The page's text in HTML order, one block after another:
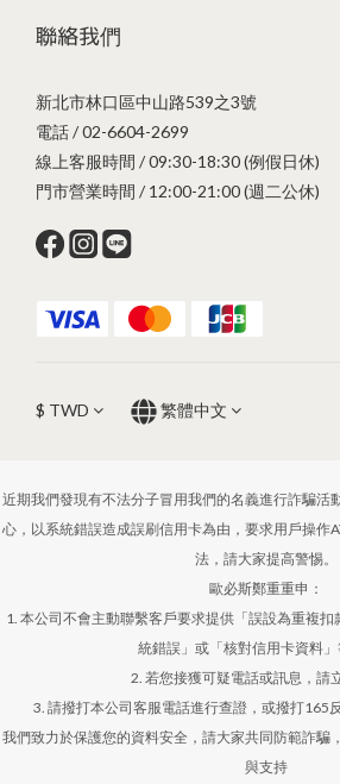
聯絡我們
新北市林口區中山路539之3號
電話 / 02-6604-2699
線上客服時間 / 09:30-18:30 (例假日休)
門市營業時間 / 12:00-21:00 (週二公休)
$ TWD 繁體中文
近期我們發現有不法分子冒用我們的名義進行詐騙活
心，以系統錯誤造成誤刷信用卡為由，要求用戶操作
法，請大家提高警惕。
歐必斯鄭重重申：
1. 本公司不會主動聯繫客戶要求提供「誤設為重複
統錯誤」或「核對信用卡資料」
2. 若您接獲可疑電話或訊息，請
3. 請撥打本公司客服電話進行查證，或撥打165
我們致力於保護您的資料安全，請大家共同防範詐騙
與支持